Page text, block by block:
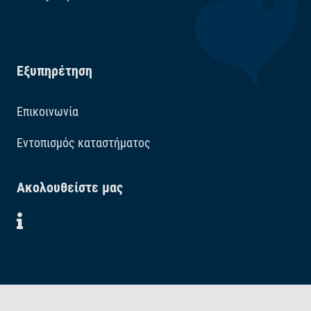
Εξυπηρέτηση
Επικοινωνία
Εντοπισμός καταστήματος
Ακολουθείστε μας